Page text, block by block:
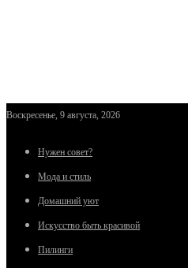
Воскресенье, 9 августа, 2026
Нужен совет?
Мода и стиль
Домашний уют
Искусство быть красивой
Пилинги